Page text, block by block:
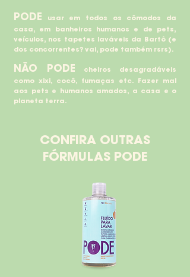
PODE usar em todos os cômodos da
casa, em banheiros humanos e de pets,
veículos, nos tapetes laváveis da Bartô (e
dos concorrentes? vai, pode também rsrs).
NÃO PODE cheiros desagradáveis
como xixi, cocô, fumaças etc. Fazer mal
aos pets e humanos amados, a casa e o
planeta terra.
CONFIRA OUTRAS
FÓRMULAS PODE